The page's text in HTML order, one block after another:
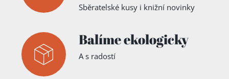
Sběratelské kusy i knižní novinky
Balíme ekologicky
A s radostí